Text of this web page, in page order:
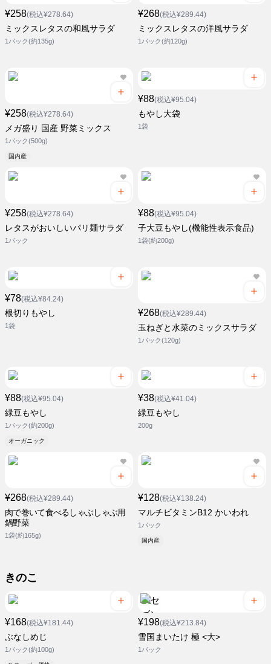
¥258(税込¥278.64)
ミックスレタスの和風サラダ
1パック(約135g)
¥268(税込¥289.44)
ミックスレタスの洋風サラダ
1パック(約120g)
¥258(税込¥278.64)
メガ盛り 国産 野菜ミックス
1パック(500g)
国内産
¥88(税込¥95.04)
もやし大袋
1袋
¥258(税込¥278.64)
レタスがおいしいパリ麺サラダ
1パック
¥88(税込¥95.04)
子大豆もやし(機能性表示食品)
1袋(約200g)
¥78(税込¥84.24)
根切りもやし
1袋
¥268(税込¥289.44)
玉ねぎと水菜のミックスサラダ
1パック(120g)
¥88(税込¥95.04)
緑豆もやし
1パック(約200g)
オーガニック
¥38(税込¥41.04)
緑豆もやし
200g
¥268(税込¥289.44)
肉で巻いて食べるしゃぶしゃぶ用
鍋野菜
1袋(約165g)
¥128(税込¥138.24)
マルチビタミンB12 かいわれ
1パック
国内産
きのこ
¥168(税込¥181.44)
ぶなしめじ
1パック(約100g)
¥198(税込¥213.84)
雪国まいたけ 極 <大>
1パック